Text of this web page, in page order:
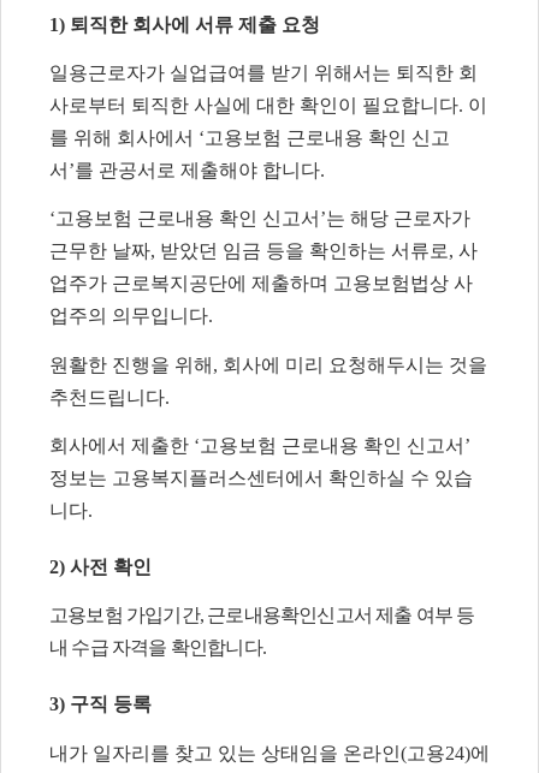
1) 퇴직한 회사에 서류 제출 요청
일용근로자가 실업급여를 받기 위해서는 퇴직한 회
사로부터 퇴직한 사실에 대한 확인이 필요합니다. 이
를 위해 회사에서 ‘고용보험 근로내용 확인 신고
서 ’를 관공서로 제출해야 합니다.
‘고용보험 근로내용 확인 신고서 ’는 해당 근로자가
근무한 날짜, 받았던 임금 등을 확인하는 서류로, 사
업주가 근로복지공단에 제출하며 고용보험법상 사
업주의 의무입니다.
원활한 진행을 위해 , 회사에 미리 요청해두시는 것을
추천드립니다.
회사에서 제출한 ‘고용보험 근로내용 확인 신고서 ’
정보는 고용복지플러스센터 에서 확인하실 수 있습
니다.
2) 사전 확인
고용보험 가입기간, 근로내용확인신고서 제출 여부 등
내 수급 자격을 확인합니다.
3) 구직 등록
내가 일자리를 찾고 있는 상태임을 온라인(고용24)에